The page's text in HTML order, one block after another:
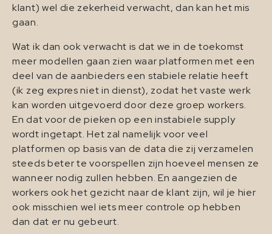
klant) wel die zekerheid verwacht, dan kan het mis
gaan.
Wat ik dan ook verwacht is dat we in de toekomst
meer modellen gaan zien waar platformen met een
deel van de aanbieders een stabiele relatie heeft
(ik zeg expres niet in dienst), zodat het vaste werk
kan worden uitgevoerd door deze groep workers.
En dat voor de pieken op een instabiele supply
wordt ingetapt. Het zal namelijk voor veel
platformen op basis van de data die zij verzamelen
steeds beter te voorspellen zijn hoeveel mensen ze
wanneer nodig zullen hebben. En aangezien de
workers ook het gezicht naar de klant zijn, wil je hier
ook misschien wel iets meer controle op hebben
dan dat er nu gebeurt.